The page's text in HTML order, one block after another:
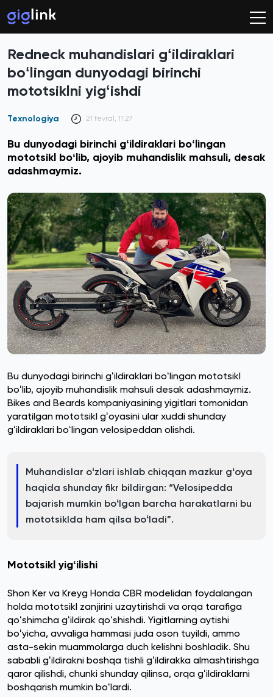
Redneck muhandislari gʻildiraklari
boʻlingan dunyodagi birinchi
mototsiklni yigʻishdi
Texnologiya 21 fevral, 11:27
Bu dunyodagi birinchi gʻildiraklari boʻlingan
mototsikl boʻlib, ajoyib muhandislik mahsuli, desak
adashmaymiz.
Bu dunyodagi birinchi gʻildiraklari boʻlingan mototsikl
boʻlib, ajoyib muhandislik mahsuli desak adashmaymiz.
Bikes and Beards kompaniyasining yigitlari tomonidan
yaratilgan mototsikl gʻoyasini ular xuddi shunday
gʻildiraklari boʻlingan velosipeddan olishdi.
Muhandislar oʻzlari ishlab chiqqan mazkur gʻoya
haqida shunday fikr bildirgan: “Velosipedda
bajarish mumkin boʻlgan barcha harakatlarni bu
mototsiklda ham qilsa boʻladi”.
Mototsikl yigʻilishi
Shon Ker va Kreyg Honda CBR modelidan foydalangan
holda mototsikl zanjirini uzaytirishdi va orqa tarafiga
qoʻshimcha gʻildirak qoʻshishdi. Yigitlarning aytishi
boʻyicha, avvaliga hammasi juda oson tuyildi, ammo
asta-sekin muammolarga duch kelishni boshladik. Shu
sababli gʻildirakni boshqa tishli gʻildirakka almashtirishga
qaror qilishdi, chunki shunday qilinsa, orqa gʻildiraklarni
boshqarish mumkin boʻlardi.